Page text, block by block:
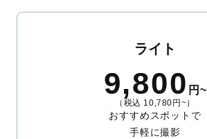
ライト
9,800 円~
（税込 10,780円~）
おすすめスポットで
手軽に撮影